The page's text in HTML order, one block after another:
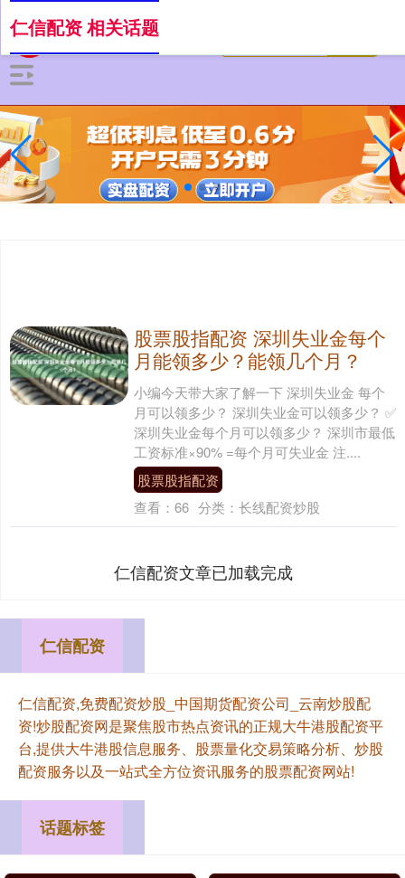
仁信配资 相关话题
股票股指配资 深圳失业金每个
月能领多少？能领几个月？
小编今天带大家了解一下 深圳失业金 每个
月可以领多少？ 深圳失业金可以领多少？ ✅
深圳失业金每个月可以领多少？ 深圳市最低
工资标准×90% =每个月可失业金 注....
股票股指配资
查看： 66 分类： 长线配资炒股
仁信配资文章已加载完成
仁信配资
仁信配资,免费配资炒股_中国期货配资公司_云南炒股配
资!炒股配资网是聚焦股市热点资讯的正规大牛港股配资平
台,提供大牛港股信息服务、股票量化交易策略分析、炒股
配资服务以及一站式全方位资讯服务的股票配资网站!
话题标签